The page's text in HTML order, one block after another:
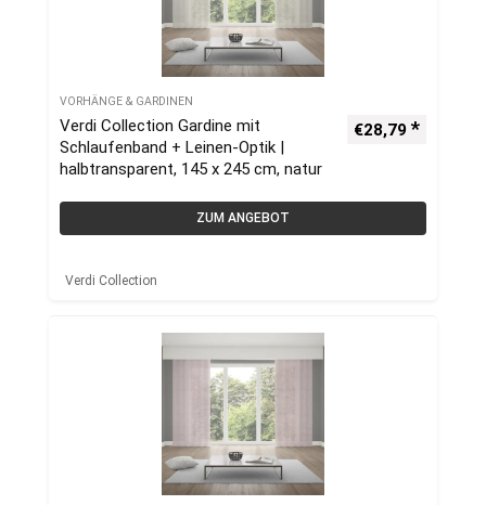
VORHÄNGE & GARDINEN
Verdi Collection Gardine mit
Schlaufenband + Leinen-Optik |
halbtransparent, 145 x 245 cm, natur
€28,79
ZUM ANGEBOT
Verdi Collection